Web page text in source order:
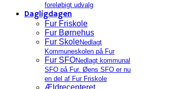
foreløbigt udvalg
Dagligdagen
Fur Friskole
Fur Børnehus
Fur SkoleNedlagt
Kommuneskolen på Fur
Fur SFONedlagt kommunal
SFO på Fur. Øens SFO er nu
en del af Fur Friskole
Ældrecenteret